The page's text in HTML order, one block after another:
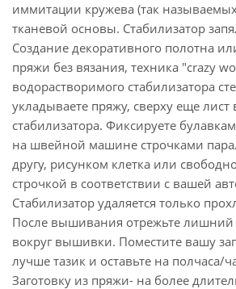
иммитации кружева (так
тканевой основы. Стабилизатор
Создание декоративного полотна
пряжи без вязания, техника "crazy
водорастворимого стабилизатора
укладываете пряжу, сверху еще лист
стабилизатора. Фиксируете
на швейной машине строчками
другу, рисунком клетка или
строчкой в соответствии с вашей
Стабилизатор удаляется только
После вышивания отрежьте лишний
вокруг вышивки. Поместите вашу
лучше тазик и оставьте на полчаса/
Заготовку из пряжи- на более